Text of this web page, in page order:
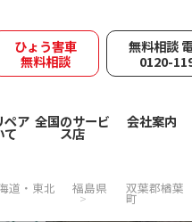
ひょう害車
無料相談
無料相談
0120-
ペア
て
全国のサービ
ス店
会社案内
道・東北 福島県 双葉郡楢葉
町